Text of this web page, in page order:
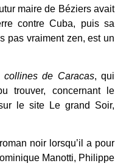
maire de Béziers avait
contre Cuba, puis sa
pas vraiment zen, est un
collines de Caracas, qui
trouver, concernant le
le site Le grand Soir,
noir lorsqu’il a pour
Manotti, Philippe